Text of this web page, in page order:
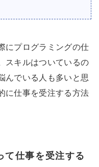
にプログラミングの仕
スキルはついているの
んでいる人も多いと思
に仕事を受注する方法
て仕事を受注する